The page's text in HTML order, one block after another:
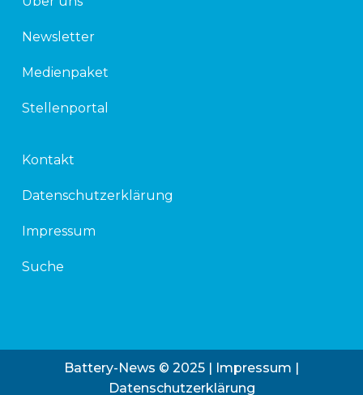
Newsletter
Medienpaket
Stellenportal
Kontakt
Datenschutzerklärung
Impressum
Suche
Battery-News © 2025 | Impressum |
Datenschutzerklärung